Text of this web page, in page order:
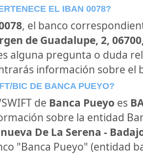
EL IBAN 0078?
, el banco
de Guadalupe, 2,
alguna pregunta o duda
información sobre el
BIC DE BANCA PUEYO?
de Banca Pueyo es
sobre la entidad
De La Serena -
"Banca Pueyo" (entidad